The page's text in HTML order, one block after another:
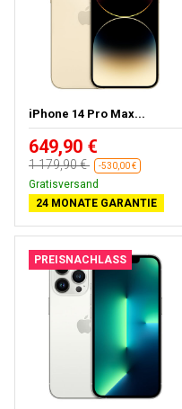
iPhone 14 Pro Max...
649,90 €
1 179,90 € -530,00 €
Kostenloses Geschenk
24 MONATE GARANTIE
PREISNACHLASS